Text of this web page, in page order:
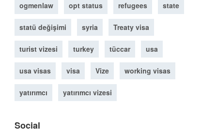
ogmenlaw opt status refugees state
statü değişimi syria Treaty visa
turist vizesi turkey tüccar usa
usa visas visa Vize working visas
yatırımcı yatırımcı vizesi
Social